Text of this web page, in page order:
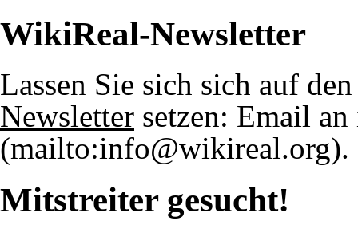
Stuttgart 21/
Bahnsteigen.
18.03.2016
Deutsche Bahn/
bekommt.
16.03.2016
Stuttgart 21/
WikiReal-Newsletter
Lassen Sie sich sich auf
Newsletter setzen: Email an
.
Mitstreiter gesucht!